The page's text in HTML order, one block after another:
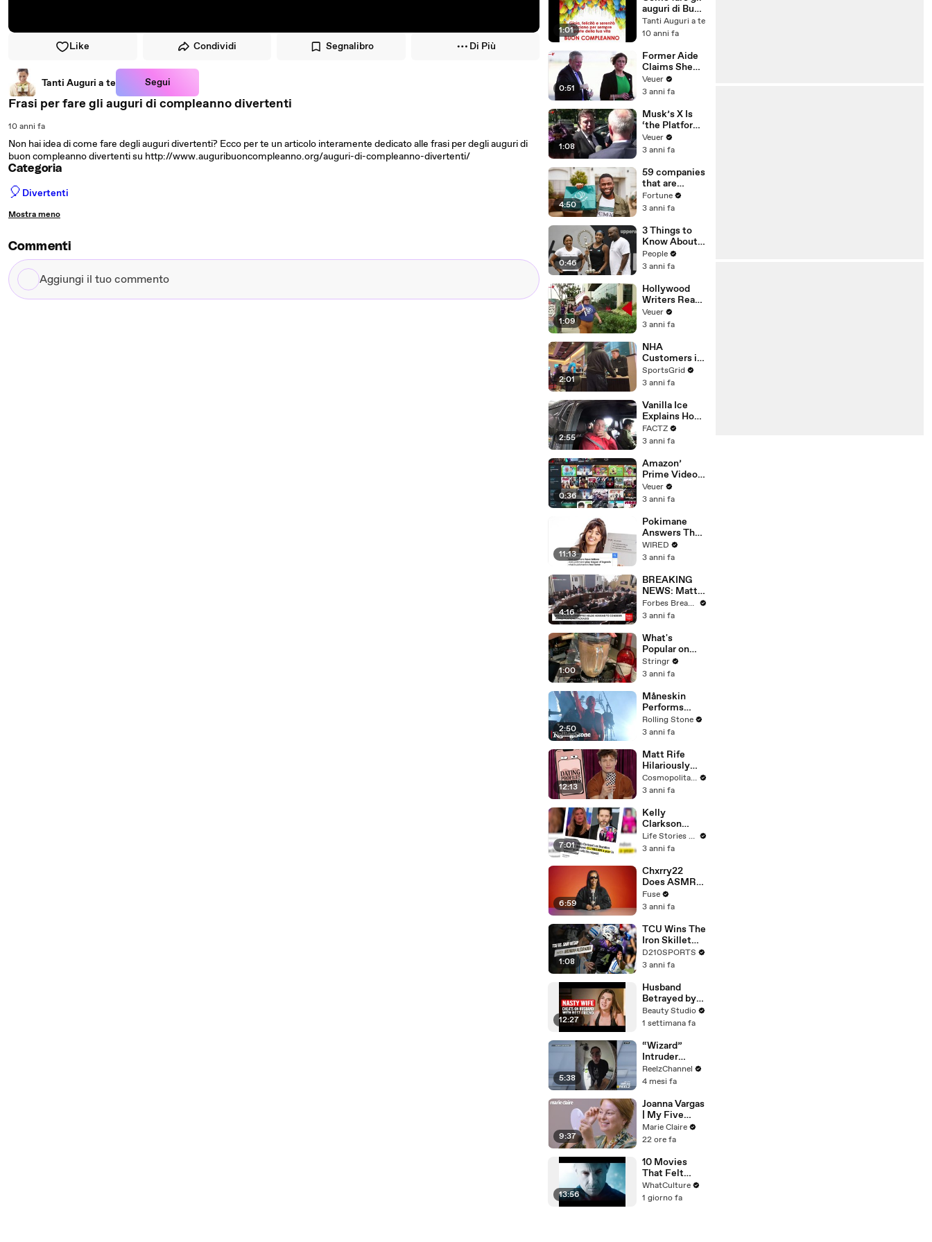
Like Condividi Segnalibro Di Più
Tanti Auguri a te Segui
Frasi per fare gli auguri di compleanno divertenti
10 anni fa
Non hai idea di come fare degli auguri divertenti? Ecco per te un articolo interamente dedicato alle frasi per degli auguri di
buon compleanno divertenti su http://www.auguribuoncompleanno.org/auguri-di-compleanno-divertenti/
Categoria
🎈 Divertenti
Mostra meno
Commenti
Aggiungi
il
1:01
auguri di Buon
Compleanno
Tanti Auguri a te
10 anni fa
0:51
Former Aide
Claims She
Was Asked to
Make a ‘Hit
Trump
Veuer
3 anni fa
1:08
Musk’s X Is
‘the Platform
With the
Largest Ratio
Misinformatio
n or
Disinformatio
n’ Amongst
All Social
Media
Platforms
Veuer
3 anni fa
4:50
59 companies
that are
changing the
world: From
Chobani
Fortune
3 anni fa
0:46
3 Things to
Know About
Coco Gauff's
Parents
People
3 anni fa
1:09
Hollywood
Writers Reach
‘Tentative
Agreement’
After 146 Day
Strike
Veuer
3 anni fa
2:01
NHA
Customers in
Limbo as
Company
Potential
Merger
SportsGrid
3 anni fa
2:55
Vanilla Ice
Explains How
the 90’s
Shaped
FACTZ
3 anni fa
0:36
Amazon’
Prime Video
Will Show
Commercials
Year
Veuer
3 anni fa
11:13
Pokimane
Answers The
Web's Most
Searched
WIRED
3 anni fa
4:16
BREAKING
NEWS: Matt
Gaetz Tells
House
'I'm Not Going
To Vote For A
Continuing
Resolution'
Forbes Breaking News
3 anni fa
1:00
What's
Popular on
Uber Eats?
Stringr
3 anni fa
2:50
Måneskin
Performs
"HONEY" at
MSG
Rolling Stone
3 anni fa
12:13
Matt Rife
Hilariously
Roasts Your
Dating
Cosmopolitan
Cosmopolitan USA
3 anni fa
7:01
Kelly
Clarkson
Fights Back
Against
Blackstock In
Devastating
Divorce
Battle
Life Stories By Goalcast
3 anni fa
6:59
Chxrry22
Does ASMR
with Matcha,
Talks Using
Escape &
Touring with
The Weeknd
Fuse
3 anni fa
1:08
TCU Wins The
Iron Skillet
With A 34-17
Win Over
D210SPORTS
3 anni fa
12:27
Husband
Betrayed by
Wife and His
Closest
Beauty Studio
1 settimana fa
5:38
“Wizard”
Intruder
Breaks Into
Home &
Shovel
ReelzChannel
4 mesi fa
9:37
Joanna Vargas
| My Five
Minute Face |
Marie Claire
Marie Claire
22 ore fa
13:56
10 Movies
That Felt
Instantly Out
Of Date
WhatCulture
1 giorno fa